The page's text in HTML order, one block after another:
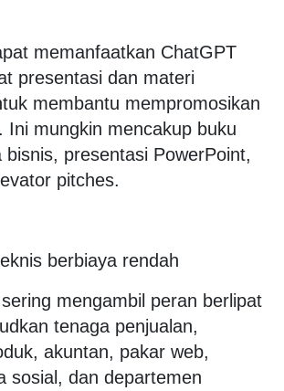
memanfaatkan ChatGPT
presentasi dan materi
membantu mempromosikan
Ini mungkin mencakup buku
bisnis, presentasi PowerPoint,
pitches.
berbiaya rendah
mengambil peran berlipat
tenaga penjualan,
akuntan, pakar web,
sosial, dan departemen